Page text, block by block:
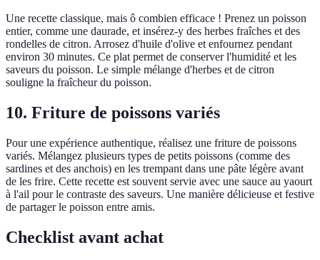
Une recette classique, mais ô combien efficace ! Prenez un poisson
entier, comme une daurade, et insérez-y des herbes fraîches et des
rondelles de citron. Arrosez d'huile d'olive et enfournez pendant
environ 30 minutes. Ce plat permet de conserver l'humidité et les
saveurs du poisson. Le simple mélange d'herbes et de citron
souligne la fraîcheur du poisson.
10. Friture de poissons variés
Pour une expérience authentique, réalisez une friture de poissons
variés. Mélangez plusieurs types de petits poissons (comme des
sardines et des anchois) en les trempant dans une pâte légère avant
de les frire. Cette recette est souvent servie avec une sauce au yaourt
à l'ail pour le contraste des saveurs. Une manière délicieuse et festive
de partager le poisson entre amis.
Checklist avant achat